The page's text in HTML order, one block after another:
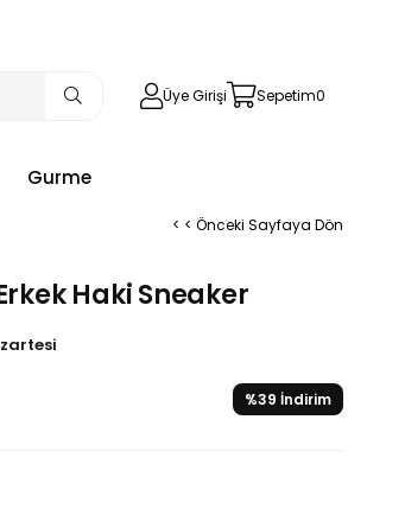
Üye Girişi Sepetim0
Gurme
< < Önceki Sayfaya Dön
Haki Sneaker
%39 İndirim